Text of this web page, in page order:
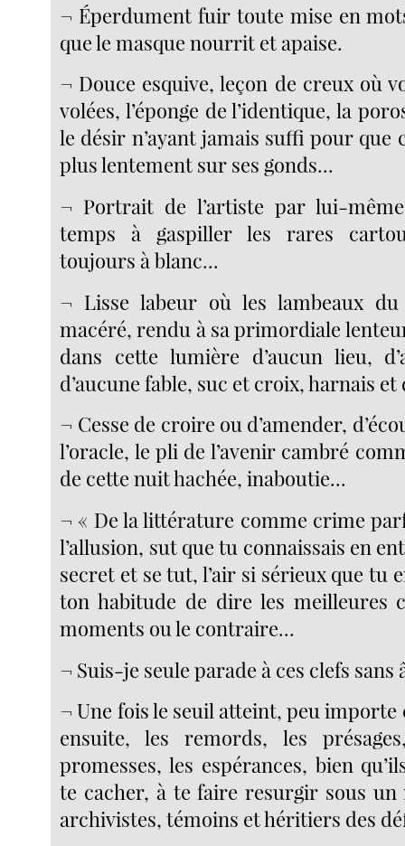
¬ Éperdument fuir toute mise en
que le masque nourrit et apaise.
¬ Douce esquive, leçon de creux où
volées, l’éponge de l’identique, la
le désir n’ayant jamais suffi pour que
plus lentement sur ses gonds...
¬ Portrait de l’artiste par lui-
temps à gaspiller les rares
toujours à blanc...
¬ Lisse labeur où les lambeaux du
macéré, rendu à sa primordiale
dans cette lumière d’aucun lieu,
d’aucune fable, suc et croix, harnais
¬ Cesse de croire ou d’amender,
l’oracle, le pli de l’avenir cambré
de cette nuit hachée, inaboutie...
¬ « De la littérature comme crime
l’allusion, sut que tu connaissais en
secret et se tut, l’air si sérieux que tu
ton habitude de dire les meilleures
moments ou le contraire...
¬ Suis-je seule parade à ces clefs sans
¬ Une fois le seuil atteint, peu importe
ensuite, les remords, les
promesses, les espérances, bien
te cacher, à te faire resurgir sous un
archivistes, témoins et héritiers des